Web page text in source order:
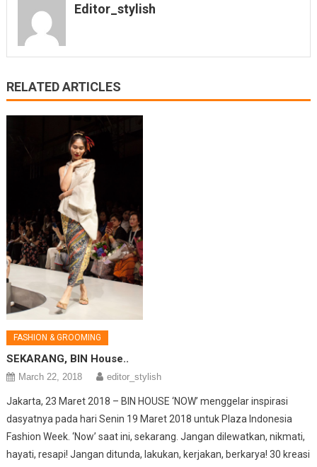
Editor_stylish
RELATED ARTICLES
FASHION & GROOMING
SEKARANG, BIN House..
March 22, 2018 editor_stylish
Jakarta, 23 Maret 2018 – BIN HOUSE ‘NOW’ menggelar inspirasi
dasyatnya pada hari Senin 19 Maret 2018 untuk Plaza Indonesia
Fashion Week. ‘Now’ saat ini, sekarang. Jangan dilewatkan, nikmati,
hayati, resapi! Jangan ditunda, lakukan, kerjakan, berkarya! 30 kreasi